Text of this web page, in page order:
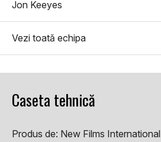
Jon Keeyes
Vezi toată echipa
Caseta tehnică
Produs de: New Films International